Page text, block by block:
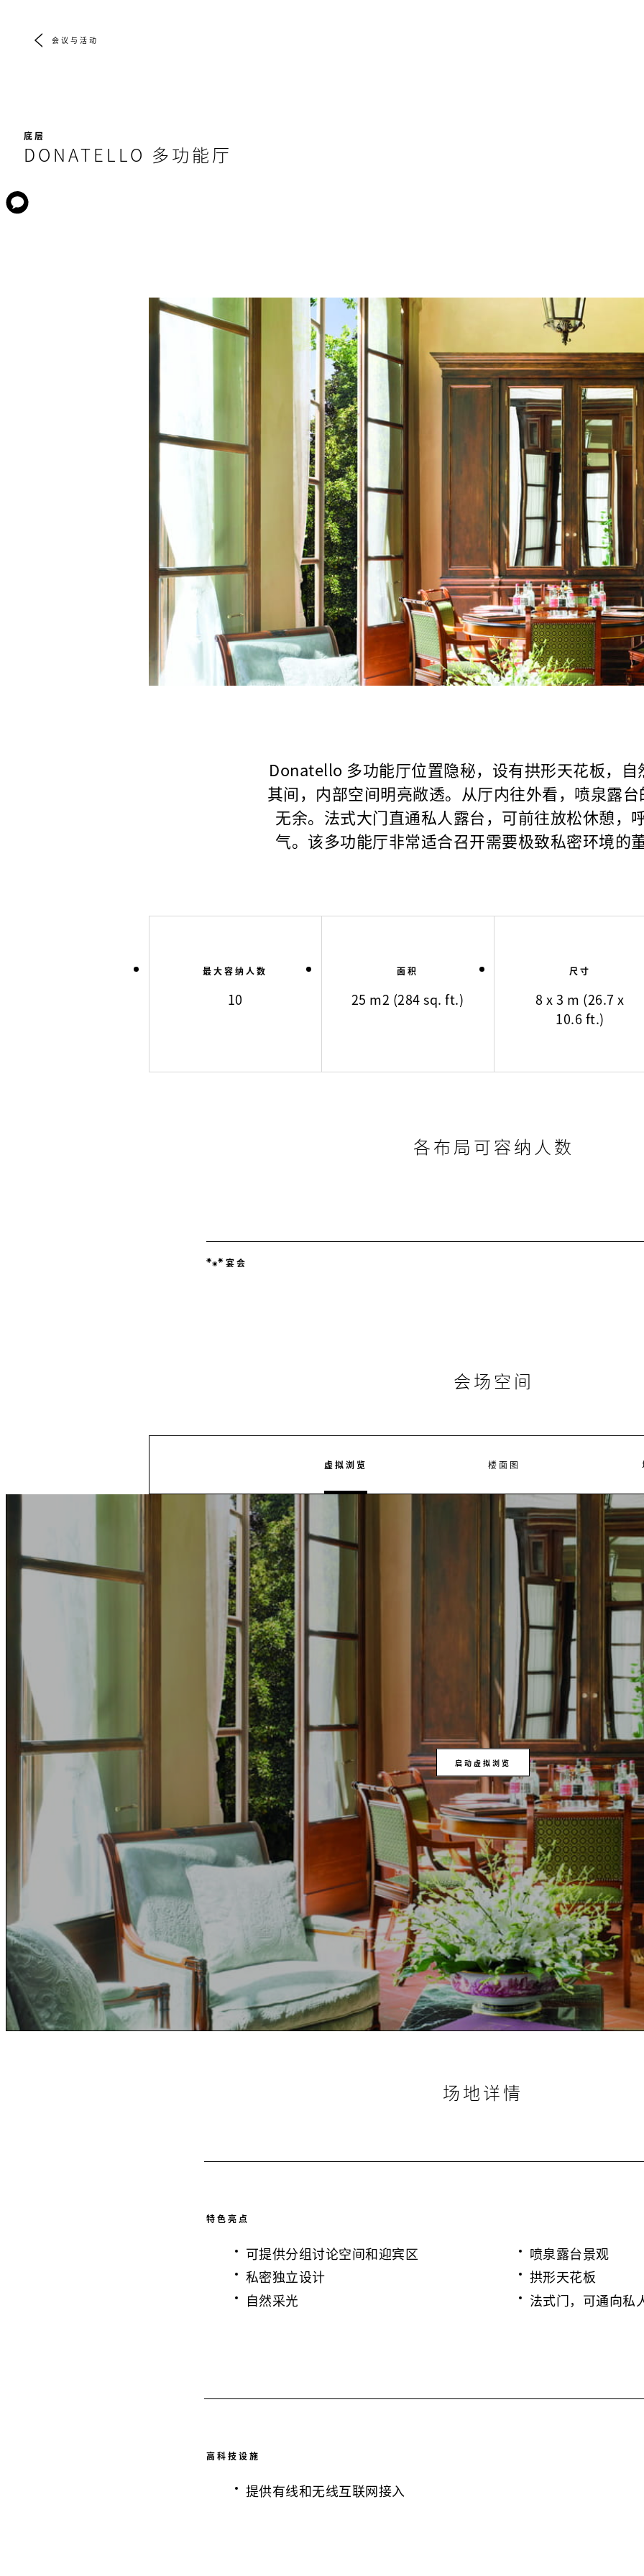
会议与活动
底层
DONATELLO 多功能厅
Donatello 多功能厅位置隐秘，设有拱形天花板，自
其间，内部空间明亮敞透。从厅内往外看，喷泉露
无余。法式大门直通私人露台，可前往放松休憩，
气。该多功能厅非常适合召开需要极致私密环境的
最大容纳人数
10
面积
25 m2 (284 sq. ft.)
尺寸
8 x 3 m (26.7 x
10.6 ft.)
各布局可容纳人数
宴会
会场空间
虚拟浏览 楼面图
启动虚拟浏览
场地详情
特色亮点
可提供分组讨论空间和迎宾区
私密独立设计
自然采光
喷泉露台景观
拱形天花板
法式门，可通向私
高科技设施
提供有线和无线互联网接入